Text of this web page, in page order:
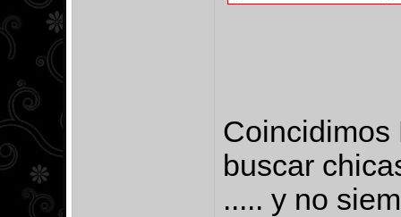
Coincidimos
buscar
..... y no